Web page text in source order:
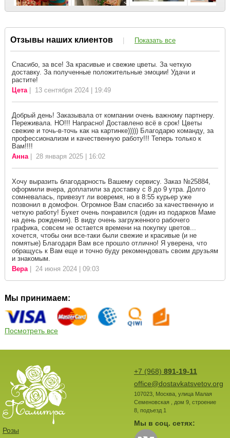
Отзывы наших клиентов | Показать все
Спасибо, за все! За красивые и свежие цветы. За четкую
доставку. За полученные положительные эмоции! Удачи и
растите!
Цета| 13 сентября 2024 | 19:49
Добрый день! Заказывала от компании очень важному партнеру.
Переживала. НО!!! Напрасно! Доставлено всё в срок! Цветы
свежие и точь-в-точь как на картинке))))) Благодарю команду, за
профессионализм и качественную работу!!! Теперь только к
Вам!!!!
Анна| 28 января 2025 | 16:02
Хочу выразить благодарность Вашему сервису. Заказ №25884,
оформили вчера, доплатили за доставку с 8 до 9 утра. Долго
сомневалась, привезут ли вовремя, но в 8:55 курьер уже
позвонил в домофон. Огромное Вам спасибо за качественную и
четкую работу! Букет очень понравился (один из подарков Маме
на день рождения). В виду очень загруженного рабочего
графика, совсем не остается времени на покупку цветов...
хочется, чтобы они все-таки были свежие и красивые (и не
помятые) Благодаря Вам все прошло отлично! Я уверена, что
обращусь к Вам еще и точно буду рекомендовать своим друзьям
и знакомым.
Вера| 24 июня 2024 | 09:03
Мы принимаем:
Посмотреть все
+7 (968) 891-19-11
office@dostavkatsvetov.org
107023, Москва, улица Малая
Семеновская , дом 9, строение
8, подъезд 1
Мы в соц. сетях:
Розы